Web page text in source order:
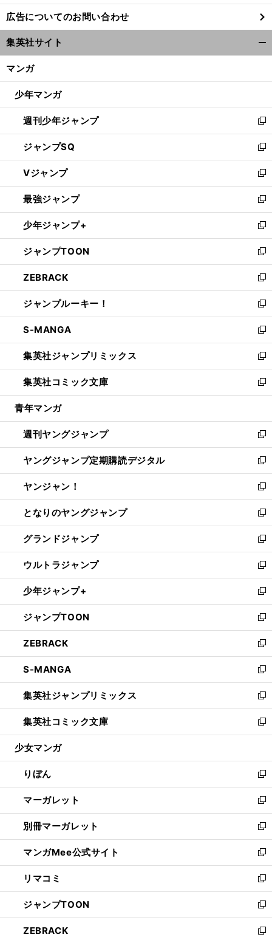
し
い
ウ
ィ
ン
ウ
開
く
広告についてのお問い合わせ
集英社サイト
マンガ
少年マンガ
週刊少年ジャンプ
新
し
い
ウ
ィ
ン
ド
ウ
で
開
く
ジャンプSQ
新
し
い
ウ
ィ
ン
ド
ウ
で
開
く
Vジャンプ
新
し
い
ウ
ィ
ン
ド
ウ
で
開
く
最強ジャンプ
新
し
い
ウ
ィ
ン
ド
ウ
で
開
く
少年ジャンプ+
新
し
い
ウ
ィ
ン
ド
ウ
で
開
く
ジャンプTOON
新
し
い
ウ
ィ
ン
ド
ウ
で
開
く
ZEBRACK
新
し
い
ウ
ィ
ン
ド
ウ
で
開
ジャンプルーキー！
新
し
い
ウ
ィ
ン
ド
ウ
開
く
S-MANGA
新
し
い
ウ
ィ
ン
ウ
で
開
く
集英社ジャンプリミックス
新
し
い
ウ
ン
ド
ウ
で
開
く
集英社コミック文庫
新
し
ウ
ィ
ン
ド
ウ
で
開
く
青年マンガ
週刊ヤングジャンプ
新
し
い
ウ
ィ
ン
ド
ウ
で
開
く
ヤングジャンプ定期購読デジタル
新
し
い
ウ
ィ
ン
ド
ウ
で
開
く
ヤンジャン！
新
し
い
ウ
ィ
ン
ド
ウ
で
開
く
となりのヤングジャンプ
新
し
い
ウ
ィ
ン
ド
ウ
で
開
く
グランドジャンプ
新
し
い
ウ
ィ
ン
ド
ウ
で
開
く
ウルトラジャンプ
新
し
い
ウ
ィ
ン
ド
ウ
で
開
く
少年ジャンプ+
新
し
い
ウ
ィ
ン
ド
ウ
で
開
く
ジャンプTOON
新
し
い
ウ
ィ
ン
ド
ウ
で
開
ZEBRACK
新
し
い
ウ
ィ
ン
ド
ウ
開
く
S-MANGA
新
し
い
ウ
ィ
ン
ウ
で
開
く
集英社ジャンプリミックス
新
し
い
ウ
ン
ド
ウ
で
開
く
集英社コミック文庫
新
し
ウ
ィ
ン
ド
ウ
で
開
く
少女マンガ
りぼん
新
し
い
ウ
ィ
ン
ド
ウ
で
開
く
マーガレット
新
し
い
ウ
ィ
ン
ド
ウ
で
開
く
別冊マーガレット
新
し
い
ウ
ィ
ン
ド
ウ
で
マンガMee公式サイト
新
し
い
ウ
ィ
ン
ド
リマコミ
新
し
い
ウ
ィ
ジャンプTOON
新
し
い
ZEBRACK 新